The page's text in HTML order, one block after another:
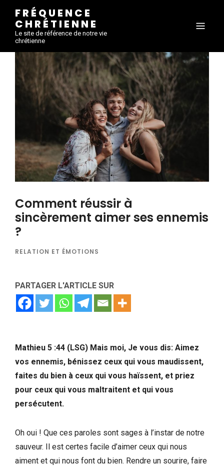
FRÉQUENCE
CHRÉTIENNE
Le site de référence de notre vie
chrétienne
Comment réussir à
sincèrement aimer ses ennemis
?
RELATION ET ÉMOTIONS
PARTAGER L'ARTICLE SUR
Mathieu 5 :44 (LSG) Mais moi, Je vous dis: Aimez
vos ennemis, bénissez ceux qui vous maudissent,
faites du bien à ceux qui vous haïssent, et priez
pour ceux qui vous maltraitent et qui vous
persécutent.
Oh oui ! Que ces paroles sont sages à l’instar de notre
sauveur. Il est certes facile d’aimer ceux qui nous
aiment et qui nous font du bien. Rendre un sourire, faire